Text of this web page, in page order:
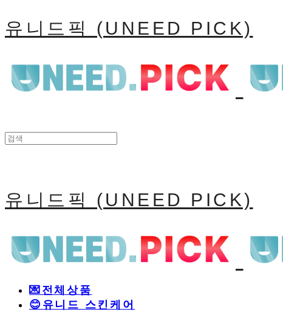
유니드픽 (UNEED PICK)
유니드픽 (UNEED PICK)
💌전체상품
😊유니드 스킨케어